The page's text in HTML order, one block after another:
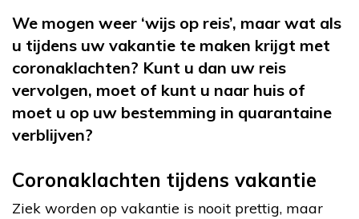
We mogen weer ‘wijs op reis’, maar wat als
u tijdens uw vakantie te maken krijgt met
coronaklachten? Kunt u dan uw reis
vervolgen, moet of kunt u naar huis of
moet u op uw bestemming in quarantaine
verblijven?
Coronaklachten tijdens vakantie
Ziek worden op vakantie is nooit prettig, maar